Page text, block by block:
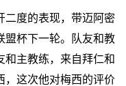
二度的表现，带迈阿密
盟杯下一轮。队友和教
和主教练，来自拜仁和
，这次他对梅西的评价